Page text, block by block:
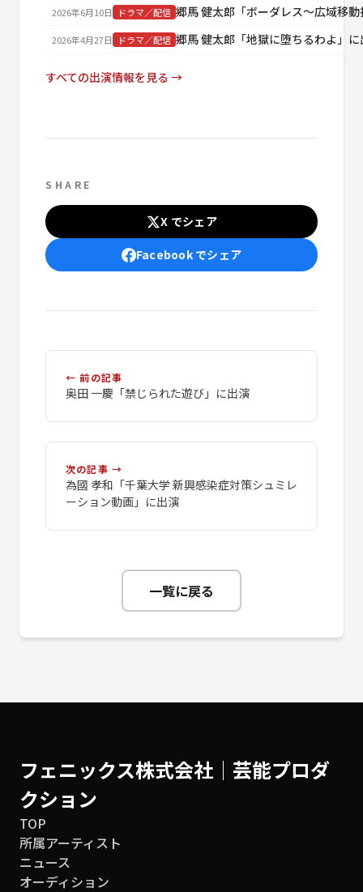
2026年6月10日 ドラマ／配信 郷馬 健太郎「ボーダレス～広域移
2026年4月27日 ドラマ／配信 郷馬 健太郎「地獄に堕ちるわよ」に
すべての出演情報を見る →
SHARE
X でシェア
Facebook でシェア
← 前の記事
奥田 一慶「禁じられた遊び」に出演
次の記事 →
為國 孝和「千葉大学 新興感染症対策シュミレ
ーション動画」に出演
一覧に戻る
フェニックス株式会社│芸能プロダ
クション
TOP
所属アーティスト
ニュース
オーディション